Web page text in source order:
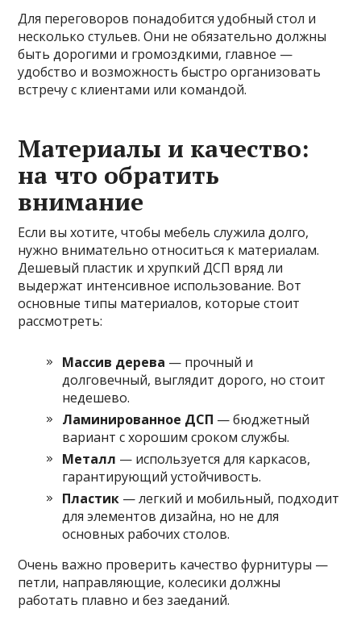
Для переговоров понадобится удобный стол и
несколько стульев. Они не обязательно должны
быть дорогими и громоздкими, главное —
удобство и возможность быстро организовать
встречу с клиентами или командой.
Материалы и качество:
на что обратить
внимание
Если вы хотите, чтобы мебель служила долго,
нужно внимательно относиться к материалам.
Дешевый пластик и хрупкий ДСП вряд ли
выдержат интенсивное использование. Вот
основные типы материалов, которые стоит
рассмотреть:
Массив дерева — прочный и
долговечный, выглядит дорого, но стоит
недешево.
Ламинированное ДСП — бюджетный
вариант с хорошим сроком службы.
Металл — используется для каркасов,
гарантирующий устойчивость.
Пластик — легкий и мобильный, подходит
для элементов дизайна, но не для
основных рабочих столов.
Очень важно проверить качество фурнитуры —
петли, направляющие, колесики должны
работать плавно и без заеданий.